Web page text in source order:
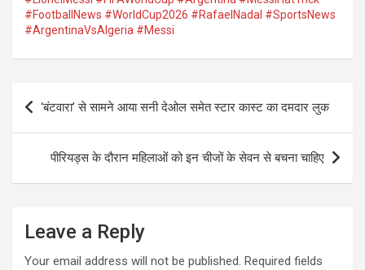
s
A
p
b
o
k
n
g
Li
n
e
#FootballNews #WorldCup2026 #RafaelNadal #SportsNews
#ArgentinaVsAlgeria #Messi
Post
navigation
‘बंटवारा’ से सामने आया सनी देओल समेत स्टार कास्ट का दमदार लुक
पीरियड्स के दौरान महिलाओं को इन चीजों के सेवन से बचना चाहिए
Leave a Reply
Your email address will not be published. Required fields